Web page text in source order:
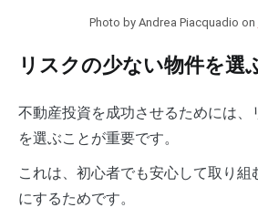
Photo by Andrea Piacquadio on
リスクの少ない物件を選
不動産投資を成功させるためには、
を選ぶことが重要です。
これは、初心者でも安心して取り組
にするためです。